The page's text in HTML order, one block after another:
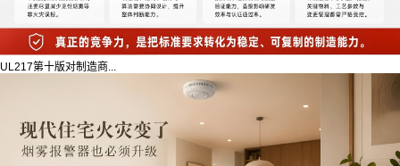
UL217第十版对制造商...